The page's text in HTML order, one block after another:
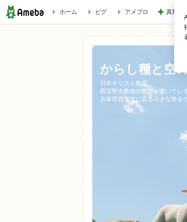
戦争と対立の時代、詩篇94篇とマタイ6:33から学
ホーム ピグ アメブロ 真野恵
からし種と空
日本キリスト教団
西宮聖光教会の牧師が書いてい
兵庫県西宮市にある小さな教会